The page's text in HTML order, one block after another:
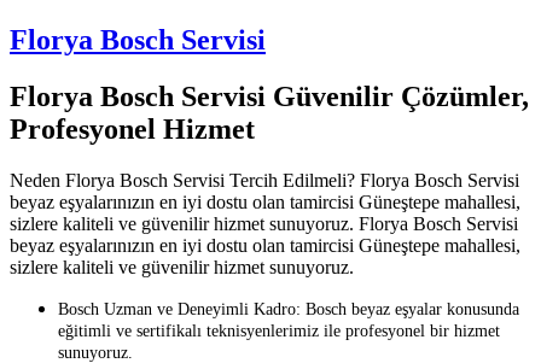
Florya Bosch Servisi
Florya Bosch Servisi Güvenilir Çözümler,
Profesyonel Hizmet
Neden Florya Bosch Servisi Tercih Edilmeli? Florya Bosch Servisi
beyaz eşyalarınızın en iyi dostu olan tamircisi Güneştepe mahallesi,
sizlere kaliteli ve güvenilir hizmet sunuyoruz. Florya Bosch Servisi
beyaz eşyalarınızın en iyi dostu olan tamircisi Güneştepe mahallesi,
sizlere kaliteli ve güvenilir hizmet sunuyoruz.
Bosch Uzman ve Deneyimli Kadro: Bosch beyaz eşyalar konusunda
eğitimli ve sertifikalı teknisyenlerimiz ile profesyonel bir hizmet
sunuyoruz.